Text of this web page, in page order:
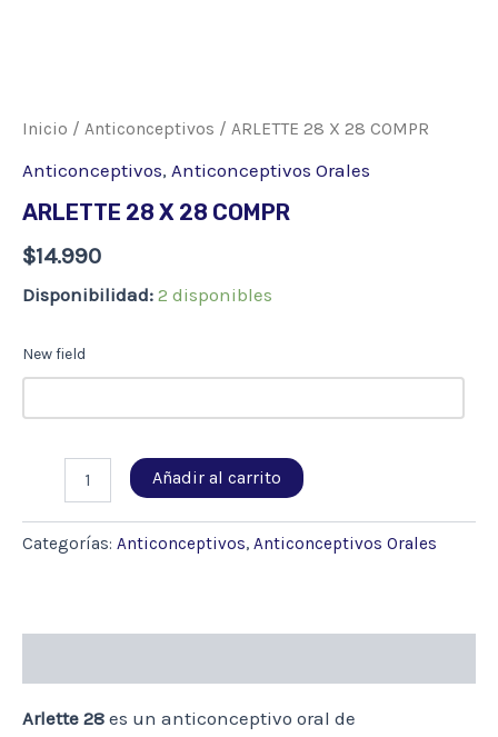
Inicio / Anticonceptivos / ARLETTE 28 X 28 COMPR
Anticonceptivos, Anticonceptivos Orales
ARLETTE 28 X 28 COMPR
$14.990
Disponibilidad: 2 disponibles
New field
28
COMPR
Añadir al carrito
Categorías: Anticonceptivos, Anticonceptivos Orales
Arlette 28 es un anticonceptivo oral de